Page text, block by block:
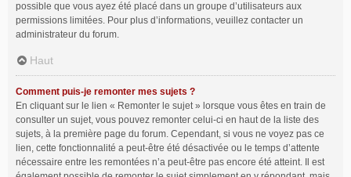
possible que vous ayez été placé dans un groupe d’utilisateurs aux
permissions limitées. Pour plus d’informations, veuillez contacter un
administrateur du forum.
Haut
Comment puis-je remonter mes sujets ?
En cliquant sur le lien « Remonter le sujet » lorsque vous êtes en train de
consulter un sujet, vous pouvez remonter celui-ci en haut de la liste des
sujets, à la première page du forum. Cependant, si vous ne voyez pas ce
lien, cette fonctionnalité a peut-être été désactivée ou le temps d’attente
nécessaire entre les remontées n’a peut-être pas encore été atteint. Il est